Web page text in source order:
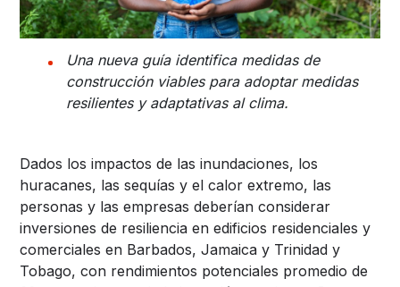
Una nueva guía identifica medidas de
construcción viables para adoptar medidas
resilientes y adaptativas al clima.
Dados los impactos de las inundaciones, los
huracanes, las sequías y el calor extremo, las
personas y las empresas deberían considerar
inversiones de resiliencia en edificios residenciales y
comerciales en Barbados, Jamaica y Trinidad y
Tobago, con rendimientos potenciales promedio de